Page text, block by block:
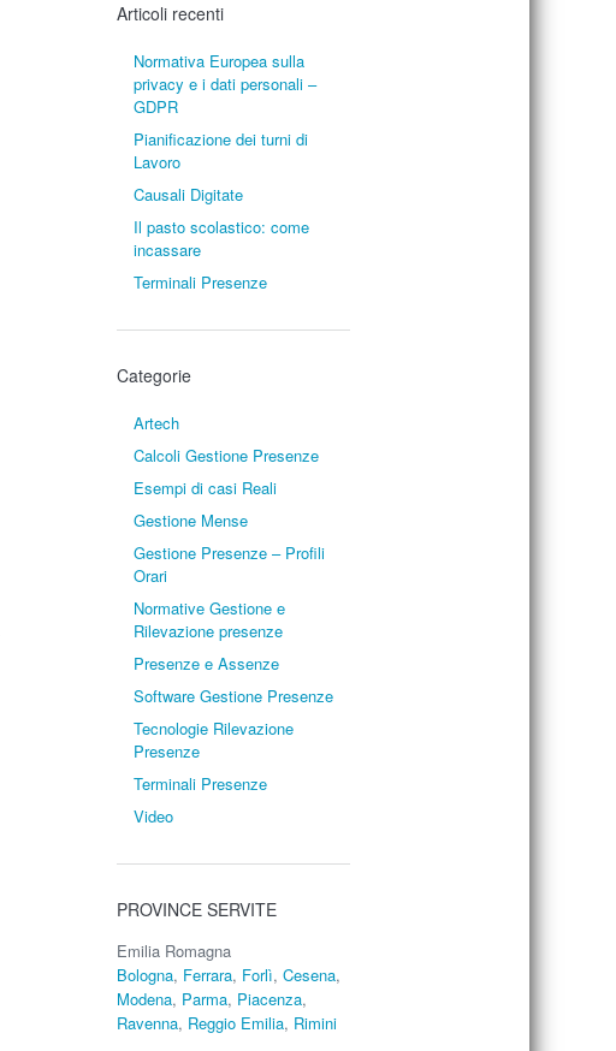
Articoli recenti
Normativa Europea sulla
privacy e i dati personali –
GDPR
Pianificazione dei turni di
Lavoro
Causali Digitate
Il pasto scolastico: come
incassare
Terminali Presenze
Categorie
Artech
Calcoli Gestione Presenze
Esempi di casi Reali
Gestione Mense
Gestione Presenze – Profili
Orari
Normative Gestione e
Rilevazione presenze
Presenze e Assenze
Software Gestione Presenze
Tecnologie Rilevazione
Presenze
Terminali Presenze
Video
PROVINCE SERVITE
Emilia Romagna
Bologna, Ferrara, Forlì, Cesena,
Modena, Parma, Piacenza,
Ravenna, Reggio Emilia, Rimini